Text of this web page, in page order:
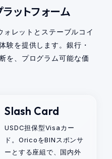
ットフォーム
レットとステーブルコイ
験を提供します。銀行・
を、プログラム可能な価
Slash Card
USDC担保型Visaカー
ド。OricoをBINスポンサ
ーとする座組で、国内外